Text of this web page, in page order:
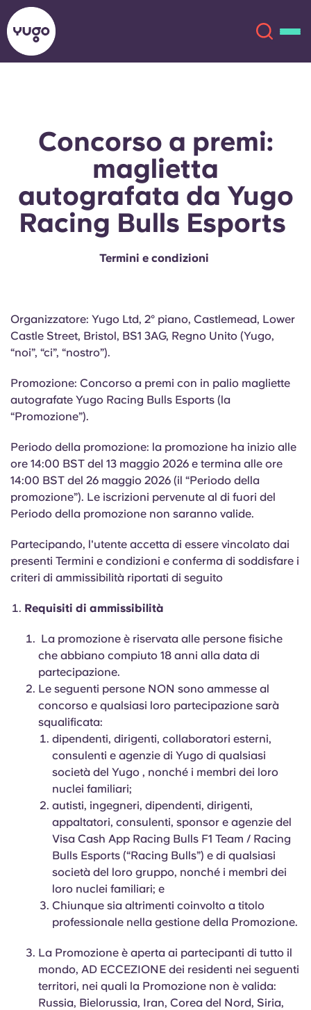
Sedi
Altro
English (GB)
Chinese
Català
Deutsch
Italian
Seleziona un paese
Seleziona una città
Seleziona una residenza
Accedi
Prenota ora
English (US)
Español
Català Deutsch
Italian French
Concorso a premi:
maglietta
autografata da Yugo
Racing Bulls Esports
Termini e condizioni
Organizzatore: Yugo Ltd, 2° piano, Castlemead, Lower
Castle Street, Bristol, BS1 3AG, Regno Unito (Yugo,
“noi”, “ci”, “nostro”).
Promozione: Concorso a premi con in palio magliette
autografate Yugo Racing Bulls Esports (la
“Promozione”).
Periodo della promozione: la promozione ha inizio alle
ore 14:00 BST del 13 maggio 2026 e termina alle ore
14:00 BST del 26 maggio 2026 (il “Periodo della
promozione”). Le iscrizioni pervenute al di fuori del
Periodo della promozione non saranno valide.
Partecipando, l'utente accetta di essere vincolato dai
presenti Termini e condizioni e conferma di soddisfare i
criteri di ammissibilità riportati di seguito
Requisiti di ammissibilità
La promozione è riservata alle persone fisiche
che abbiano compiuto 18 anni alla data di
partecipazione.
Le seguenti persone NON sono ammesse al
concorso e qualsiasi loro partecipazione sarà
squalificata:
dipendenti, dirigenti, collaboratori esterni,
consulenti e agenzie di Yugo di qualsiasi
società del Yugo , nonché i membri dei loro
nuclei familiari;
autisti, ingegneri, dipendenti, dirigenti,
appaltatori, consulenti, sponsor e agenzie del
Visa Cash App Racing Bulls F1 Team / Racing
Bulls Esports (“Racing Bulls”) e di qualsiasi
società del loro gruppo, nonché i membri dei
loro nuclei familiari; e
Chiunque sia altrimenti coinvolto a titolo
professionale nella gestione della Promozione.
La Promozione è aperta ai partecipanti di tutto il
mondo, AD ECCEZIONE dei residenti nei seguenti
territori, nei quali la Promozione non è valida:
Russia, Bielorussia, Iran, Corea del Nord, Siria,